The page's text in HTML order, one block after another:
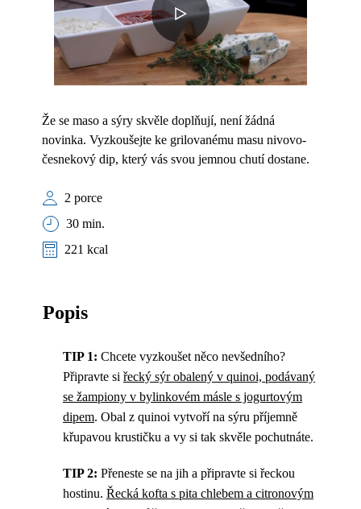
Že se maso a sýry skvěle doplňují, není žádná
novinka. Vyzkoušejte ke grilovanému masu nivovo-
česnekový dip, který vás svou jemnou chutí dostane.
2 porce
30 min.
221 kcal
Popis
TIP 1: Chcete vyzkoušet něco nevšedního?
Připravte si řecký sýr obalený v quinoi, podávaný
se žampiony v bylinkovém másle s jogurtovým
dipem. Obal z quinoi vytvoří na sýru příjemně
křupavou krustičku a vy si tak skvěle pochutnáte.
TIP 2: Přeneste se na jih a připravte si řeckou
hostinu. Řecká kofta s pita chlebem a citronovým